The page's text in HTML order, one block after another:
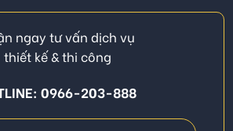
ngay tư vấn dịch vụ
thiết kế & thi công
0966-203-888